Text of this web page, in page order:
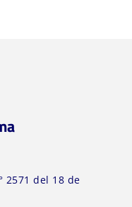
2571 del 18 de